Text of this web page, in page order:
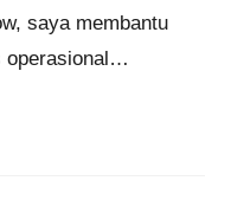
saya membantu
operasional…